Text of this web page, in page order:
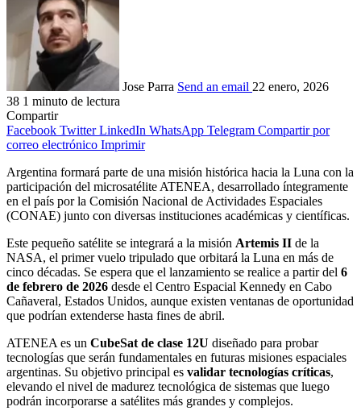
Jose Parra Send an email 22 enero, 2026
38 1 minuto de lectura
Compartir
Facebook Twitter LinkedIn WhatsApp Telegram Compartir por
correo electrónico Imprimir
Argentina formará parte de una misión histórica hacia la Luna con la
participación del microsatélite ATENEA, desarrollado íntegramente
en el país por la Comisión Nacional de Actividades Espaciales
(CONAE) junto con diversas instituciones académicas y científicas.
Este pequeño satélite se integrará a la misión Artemis II de la
NASA, el primer vuelo tripulado que orbitará la Luna en más de
cinco décadas. Se espera que el lanzamiento se realice a partir del 6
de febrero de 2026 desde el Centro Espacial Kennedy en Cabo
Cañaveral, Estados Unidos, aunque existen ventanas de oportunidad
que podrían extenderse hasta fines de abril.
ATENEA es un CubeSat de clase 12U diseñado para probar
tecnologías que serán fundamentales en futuras misiones espaciales
argentinas. Su objetivo principal es validar tecnologías críticas,
elevando el nivel de madurez tecnológica de sistemas que luego
podrán incorporarse a satélites más grandes y complejos.